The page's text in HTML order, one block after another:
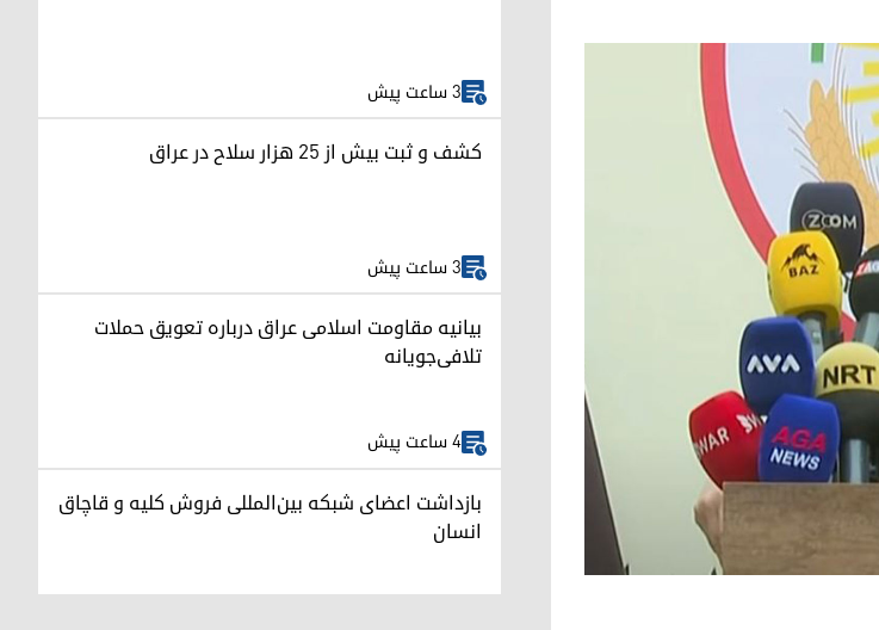
3 ساعت پیش
کشف و ثبت بیش از ۲۵ هزار سلاح در عراق
3 ساعت پیش
بیانیه مقاومت اسلامی عراق درباره تعویق حملات
تلافی‌جویانه
4 ساعت پیش
بازداشت اعضای شبکه بین‌المللی فروش کلیه و قاچاق
انسان